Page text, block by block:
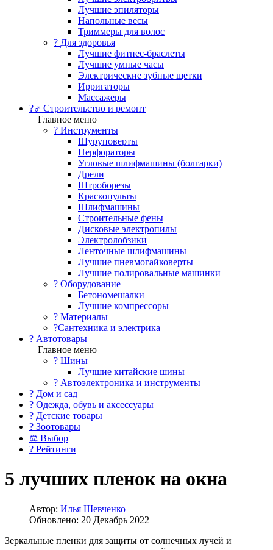
Лучшие эпиляторы
Напольные весы
Триммеры для волос
? Для здоровья
Лучшие фитнес-браслеты
Лучшие умные часы
Электрические зубные щетки
Ирригаторы
Массажеры
?‍♂️ Строительство и ремонт
Главное меню
?️ Инструменты
Шуруповерты
Перфораторы
Угловые шлифмашины (болгарки)
Дрели
Штроборезы
Краскопульты
Шлифмашины
Строительные фены
Дисковые электропилы
Электролобзики
Ленточные шлифмашины
Лучшие пневмогайковерты
Лучшие полировальные машинки
?️ Оборудование
Бетономешалки
Лучшие компрессоры
? Материалы
?Сантехника и электрика
? Автотовары
Главное меню
? Шины
Лучшие китайские шины
? Автоэлектроника и инструменты
? Дом и сад
? Одежда, обувь и аксессуары
? Детские товары
? Зоотовары
⚖ Выбор
? Рейтинги
5 лучших пленок на окна
Автор: Илья Шевченко
Обновлено: 20 Декабрь 2022
Зеркальные пленки для защиты от солнечных лучей и